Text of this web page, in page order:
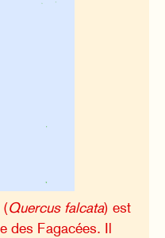
(Quercus falcata) est
des Fagacées. Il